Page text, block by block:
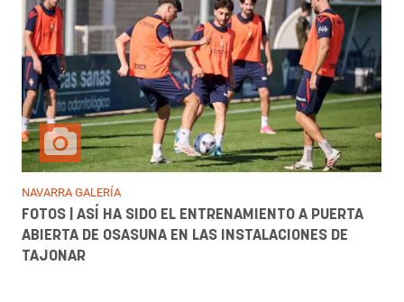
NAVARRA GALERÍA
FOTOS | ASÍ HA SIDO EL ENTRENAMIENTO A PUERTA
ABIERTA DE OSASUNA EN LAS INSTALACIONES DE
TAJONAR